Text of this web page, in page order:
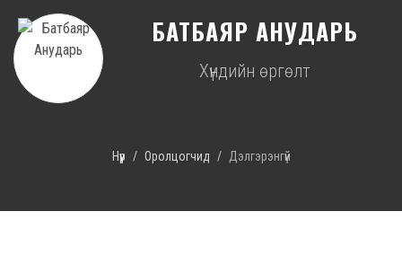
БАТБАЯР АНУДАРЬ
Хүндийн өргөлт
Нүүр Оролцогчид Дэлгэрэнгүй